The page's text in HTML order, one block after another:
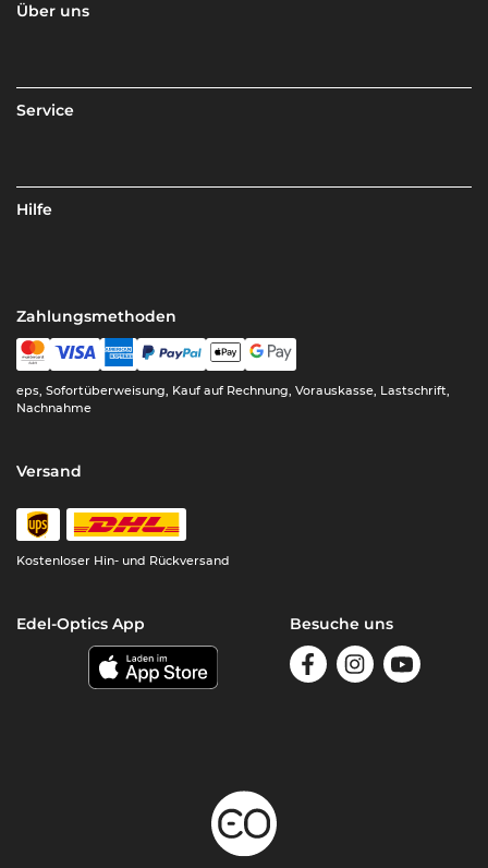
Über uns
Service
Hilfe
Zahlungsmethoden
eps, Sofortüberweisung, Kauf auf Rechnung, Vorauskasse, Lastschrift,
Nachnahme
Versand
Kostenloser Hin- und Rückversand
Edel-Optics App Besuche uns